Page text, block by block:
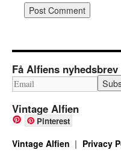
Få Alfiens nyhedsbrev
Vintage Alfien
Pinterest
Vintage Alfien Privacy